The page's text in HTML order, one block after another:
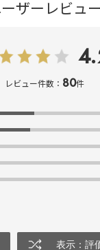
ザーレビュー
レビュー件数： 80件
表示：評